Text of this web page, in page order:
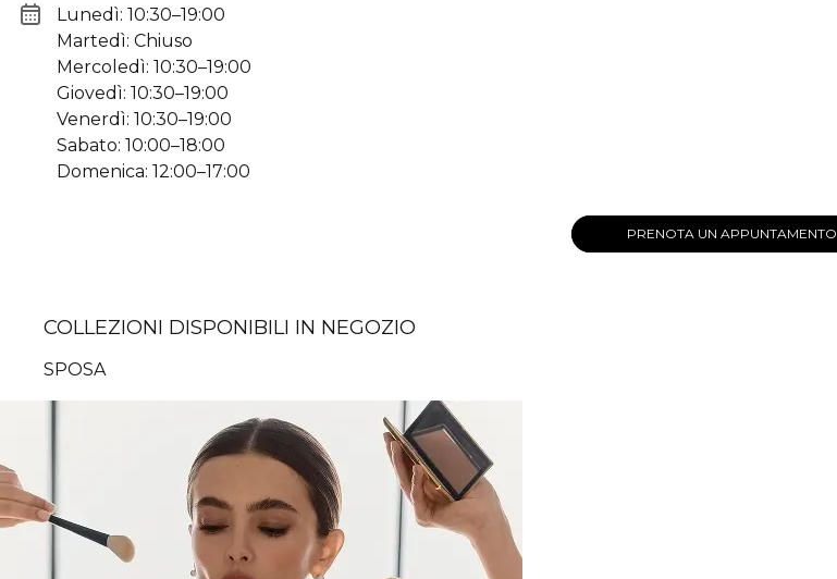
Lunedì: 10:30–19:00
Martedì: Chiuso
Mercoledì: 10:30–19:00
Giovedì: 10:30–19:00
Venerdì: 10:30–19:00
Sabato: 10:00–18:00
Domenica: 12:00–17:00
PRENOTA UN APPUNTAMENTO
COLLEZIONI DISPONIBILI IN NEGOZIO
SPOSA